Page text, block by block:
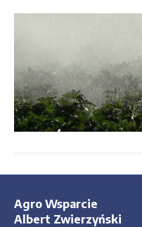
Agro Wsparcie
Albert Zwierzyński